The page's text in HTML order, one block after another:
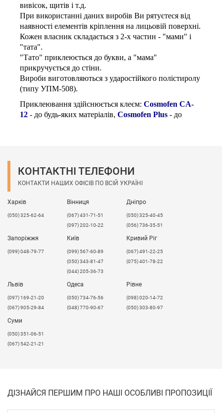
вивісок, щитів і т.д.
При використанні даних виробів Ви рятуєтеся від
наявності елементів кріплення на лицьовій поверхні.
Кожен власник складається з 2-х частин - "мами" і
"тата".
"Тато" приклеюється до букви, а "мама"
прикручується до стіни.
Вироби виготовляються з ударостійкого полістиролу
(типу УПМ-508).
Приклеювання здійснюється клеєм: Cosmofen CA-
12 - до будь-яких матеріалів, Cosmofen Plus - до
КОНТАКТНІ ТЕЛЕФОНИ
КОНТАКТИ НАШИХ ОФІСІВ ПО ВСІЙ УКРАЇНІ
Харків
(050) 325-62-64
Вінниця
(067) 431-71-51
(097) 202-10-22
Дніпро
(050) 325-40-45
(056) 736-35-51
Запоріжжя
(099) 048-79-77
Київ
(099) 567-60-89
(050) 343-81-47
(044) 205-36-73
Кривий Ріг
(067) 491-22-25
(075) 401-78-22
Львів
​(097) 169-21-20
(067) 905-29-84
Одеса
(050) 734-76-56
(048) 770-90-67
Рівне
(098) 020-14-72
(050) 303-80-97
Суми
(050) 351-06-51
(067) 542-21-21
ДІЗНАЙСЯ ПЕРШИМ ПРО НАШІ ОСОБЛИВІ ПРОПОЗИЦІЇ